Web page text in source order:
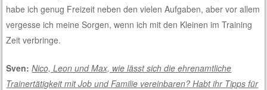
habe ich genug Freizeit neben den vielen Aufgaben, aber vor allem
vergesse ich meine Sorgen, wenn ich mit den Kleinen im Training
Zeit verbringe.
Sven:Nico, Leon und Max, wie lässt sich die ehrenamtliche
Trainertätigkeit mit Job und Familie vereinbaren? Habt ihr Tipps für